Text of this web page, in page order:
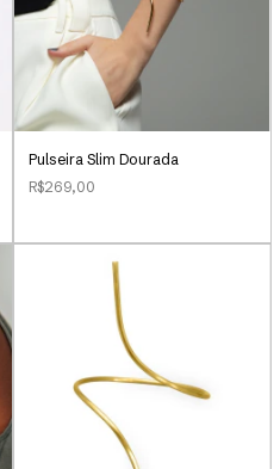
Pulseira Slim Dourada
R$269,00